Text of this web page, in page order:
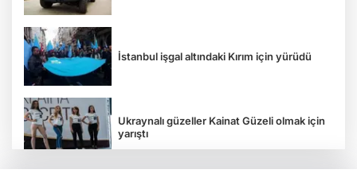
İstanbul işgal altındaki Kırım için yürüdü
Ukraynalı güzeller Kainat Güzeli olmak için
yarıştı